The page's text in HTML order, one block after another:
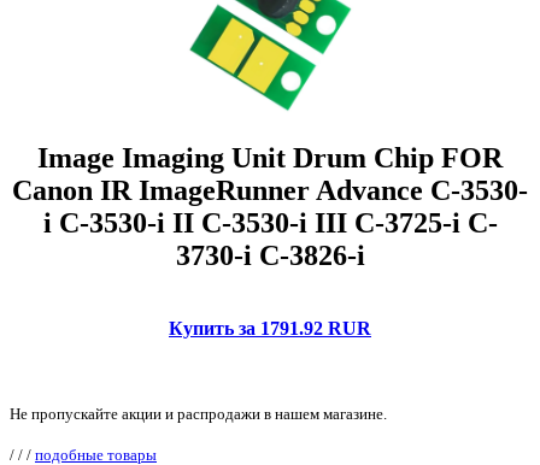
Image Imaging Unit Drum Chip FOR
Canon IR ImageRunner Advance C-3530-
i C-3530-i II C-3530-i III C-3725-i C-
3730-i C-3826-i
Купить за 1791.92 RUR
Не пропускайте акции и распродажи в нашем магазине.
/ / / подобные товары